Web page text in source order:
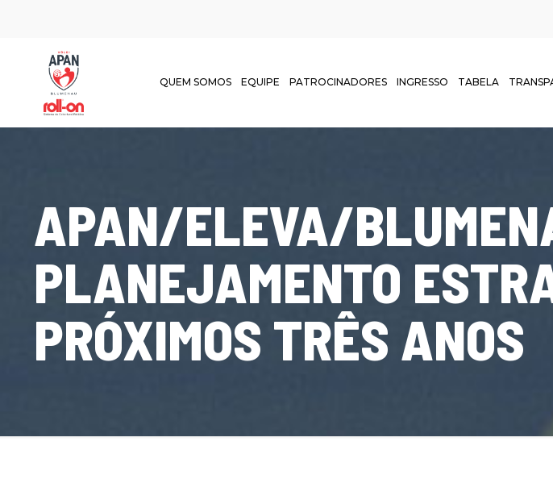
QUEM SOMOS EQUIPE PATROCINADORES INGRESSO TABELA
APAN/ELEVA/
PLANEJAMENTO
PRÓXIMOS TRÊS ANOS